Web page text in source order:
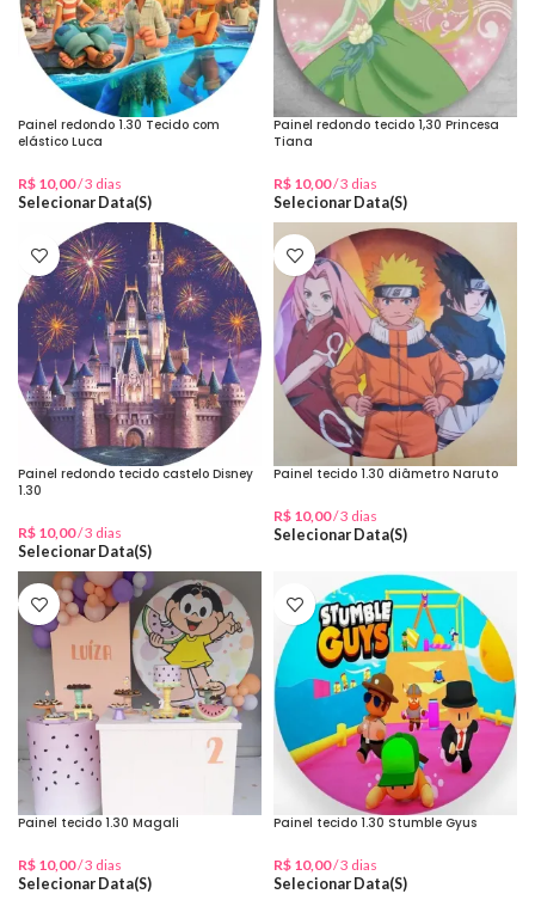
Painel redondo 1.30 Tecido com
elástico Luca
R$ 10,00/ 3 dias
Selecionar Data(s)
Painel redondo tecido 1,30 Princesa
Tiana
R$ 10,00/ 3 dias
Selecionar Data(s)
Painel redondo tecido castelo Disney
1.30
R$ 10,00/ 3 dias
Selecionar Data(s)
Painel tecido 1.30 diâmetro Naruto
R$ 10,00/ 3 dias
Selecionar Data(s)
Painel tecido 1.30 Magali
R$ 10,00/ 3 dias
Selecionar Data(s)
Painel tecido 1.30 Stumble Gyus
R$ 10,00/ 3 dias
Selecionar Data(s)